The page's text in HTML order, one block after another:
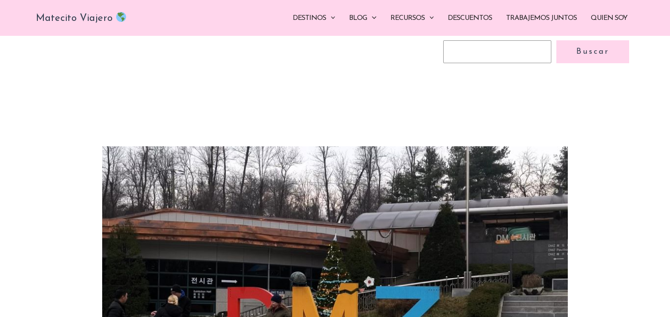
contenido
Matecito Viajero DESTINOS BLOG RECURSOS DESCUENTOS TRABAJEMOS JUNTOS QUIEN SOY
Buscar Buscar